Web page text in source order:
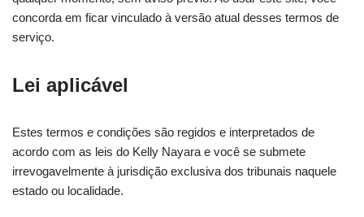
concorda em ficar vinculado à versão atual desses termos de
serviço.
Lei aplicável
Estes termos e condições são regidos e interpretados de
acordo com as leis do Kelly Nayara e você se submete
irrevogavelmente à jurisdição exclusiva dos tribunais naquele
estado ou localidade.